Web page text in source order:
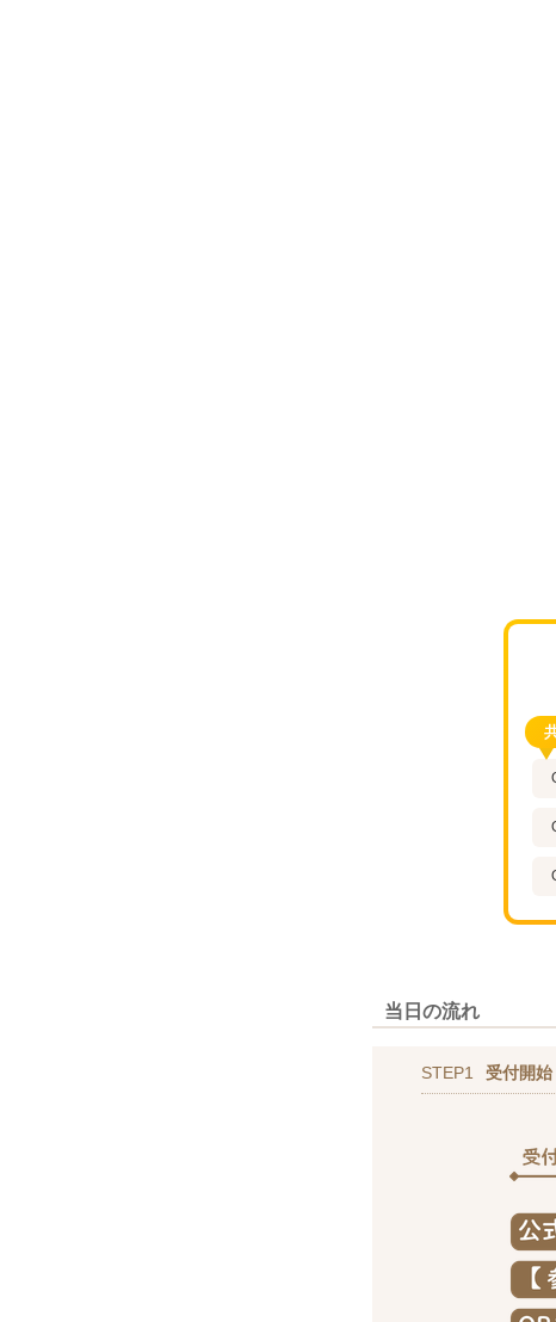
当日の流れ
STEP1 受付開始